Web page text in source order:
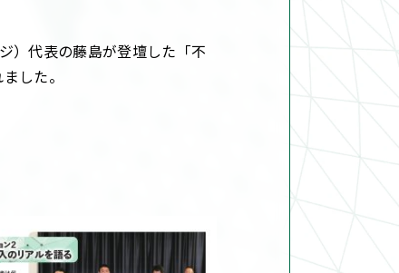
）代表の藤島が登壇した「不
した。